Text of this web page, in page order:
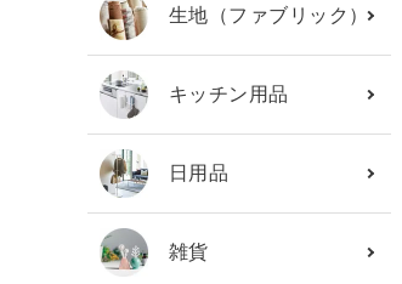
ガイドライン
生地（ファブリック）
キッチン用品
日用品
雑貨